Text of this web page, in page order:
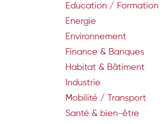
Education / Formation
Energie
Environnement
Finance & Banques
Habitat & Bâtiment
Industrie
Mobilité / Transport
Santé & bien-être